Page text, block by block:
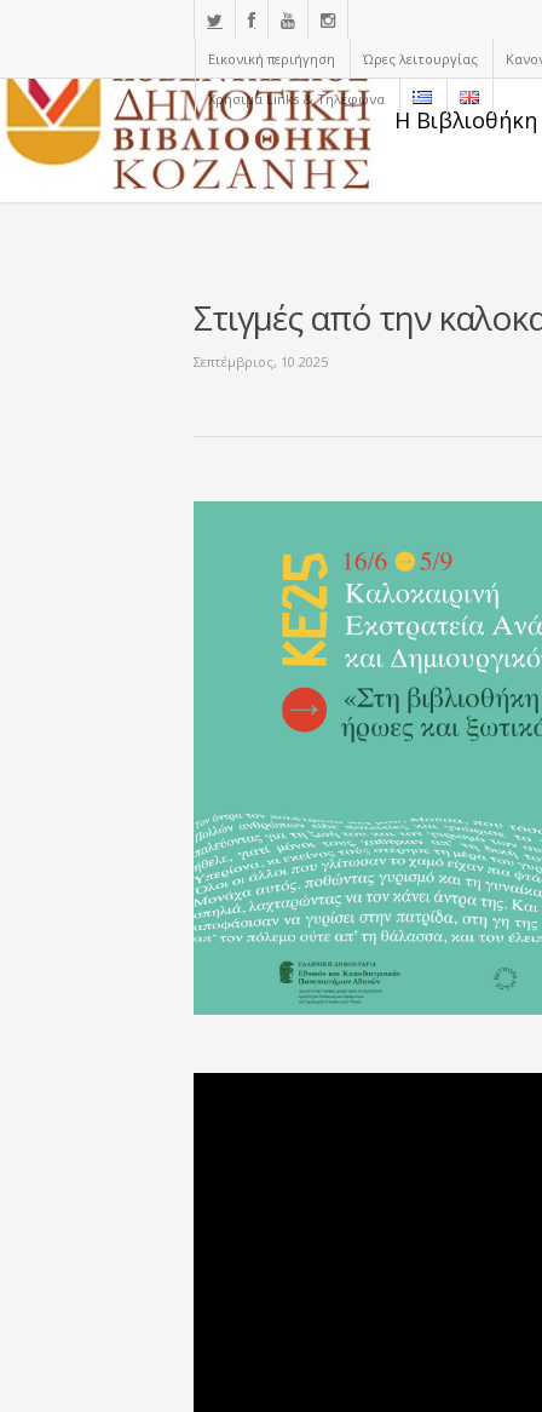
Εικονική περιήγηση Ώρες λειτουργίας
Χρήσιμα Links & Τηλέφωνα
Η
Στιγμές από την
Σεπτέμβριος, 10 2025